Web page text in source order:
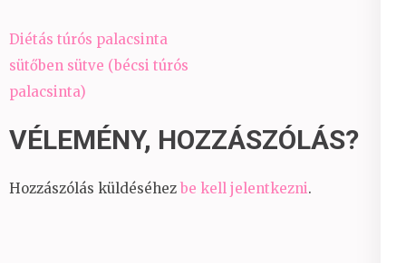
Bejegyzés
navigáció
Diétás túrós palacsinta
sütőben sütve (bécsi túrós
palacsinta)
VÉLEMÉNY, HOZZÁSZÓLÁS?
Hozzászólás küldéséhez be kell jelentkezni.